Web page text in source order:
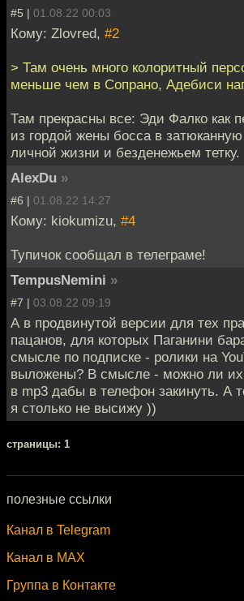
#5 | 01.08.22 00:03
Кому: Zlovred, #2
> Там очень много колоритный
меньше чем в Сопрано, Адебиси
Там прекрасны все: Эди Фалко как
из гордой жены босса в
личной жизни и безденежьем тетку.
AlexDu »
#6 | 01.08.22 14:27
Кому: kiokumizu, #4
Тупичок сообщал в телеграме!
TempusNemini »
#7 | 03.08.22 09:19
А в продвинутой версии для тех
пацанов, для которых Паганини
смысле по подписке - ролики на
выложены? В смысле - можно ли их
в mp3 дабы в телефон закинуть. А
я столько не высижу ))
cтраницы: 1
полезные ссылки
Канал в Telegram
Канал в MAX
Группа в Контакте